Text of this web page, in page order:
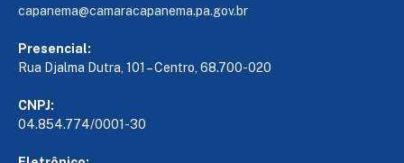
capanema@camaracapanema.pa.gov.br
Presencial:
Rua Djalma Dutra, 101 – Centro, 68.700-020
CNPJ:
04.854.774/0001-30